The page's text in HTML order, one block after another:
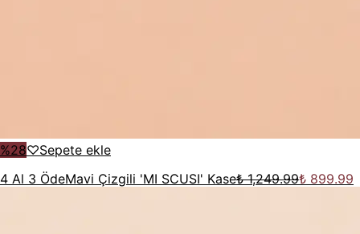
%28♡Sepete ekle
4 Al 3 ÖdeMavi Çizgili 'MI SCUSI' Kase₺ 1,249.99₺ 899.99